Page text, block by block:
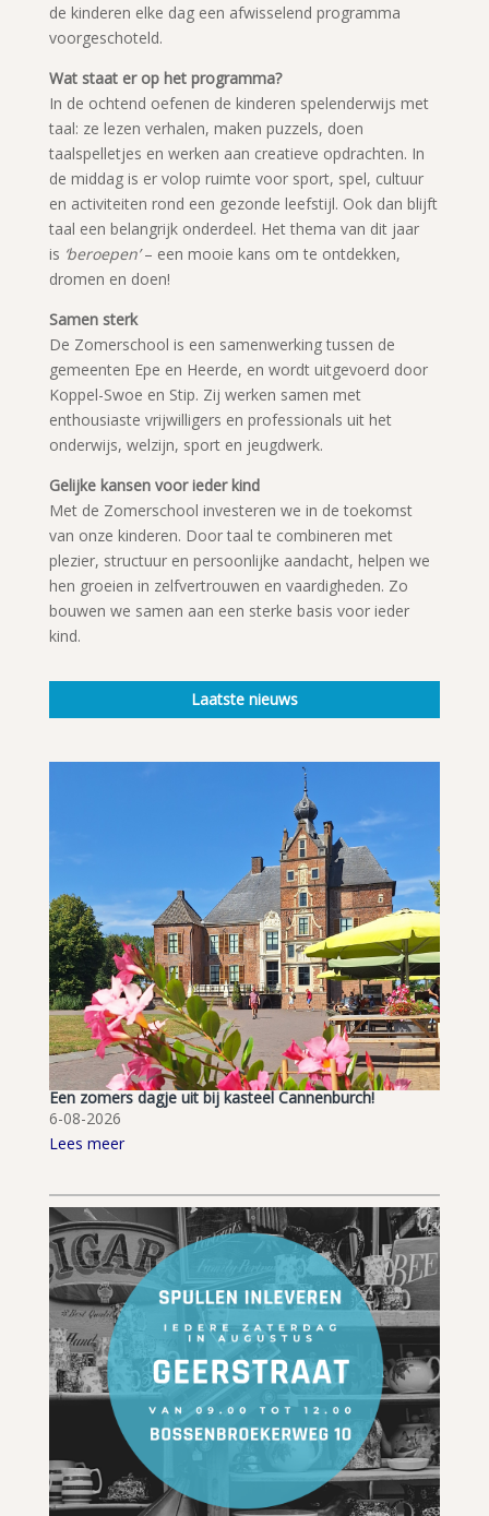
de kinderen elke dag een afwisselend programma
voorgeschoteld.
Wat staat er op het programma?
In de ochtend oefenen de kinderen spelenderwijs met
taal: ze lezen verhalen, maken puzzels, doen
taalspelletjes en werken aan creatieve opdrachten. In
de middag is er volop ruimte voor sport, spel, cultuur
en activiteiten rond een gezonde leefstijl. Ook dan blijft
taal een belangrijk onderdeel. Het thema van dit jaar
is ‘beroepen’– een mooie kans om te ontdekken,
dromen en doen!
Samen sterk
De Zomerschool is een samenwerking tussen de
gemeenten Epe en Heerde, en wordt uitgevoerd door
Koppel-Swoe en Stip. Zij werken samen met
enthousiaste vrijwilligers en professionals uit het
onderwijs, welzijn, sport en jeugdwerk.
Gelijke kansen voor ieder kind
Met de Zomerschool investeren we in de toekomst
van onze kinderen. Door taal te combineren met
plezier, structuur en persoonlijke aandacht, helpen we
hen groeien in zelfvertrouwen en vaardigheden. Zo
bouwen we samen aan een sterke basis voor ieder
kind.
Laatste nieuws
Een zomers dagje uit bij kasteel Cannenburch!
6-08-2026
Lees meer